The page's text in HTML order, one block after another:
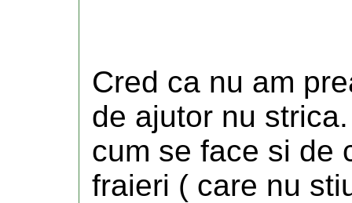
Cred ca nu am
de ajutor nu
cum se face si de
fraieri ( care nu